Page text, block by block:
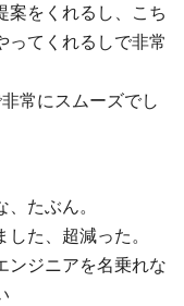
案をくれるし、こち
ってくれるしで非常
常にスムーズでし
たぶん。
た、超減った。
ンジニアを名乗れな